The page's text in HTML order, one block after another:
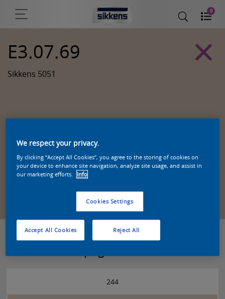
0
E3.07.69
Sikkens 5051
Zoek een product in deze kleur
244
We respect your privacy.
By clicking “Accept All Cookies”, you agree to the storing of cookies on
your device to enhance site navigation, analyze site usage, and assist in
our marketing efforts.
Info
Cookies Settings
Reject All
Accept All Cookies